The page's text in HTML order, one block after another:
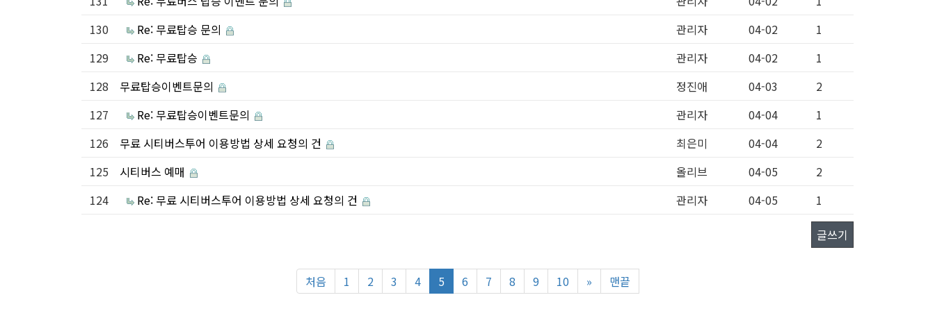
130
Re: 무료탑승 문의 관리자 04-02
1
129
Re: 무료탑승 관리자 04-02
1
128
무료탑승이벤트문의 정진애 04-03
2
127
Re: 무료탑승이벤트문의 관리자 04-04
1
126
무료 시티버스투어 이용방법 상세 요청의 건 최은미 04-04
2
125
시티버스 예매 올리브 04-05
2
124
Re: 무료 시티버스투어 이용방법 상세 요청의 건 관리자 04-05 1
글쓰기
처음 1 2 3 4 5 6 7 8 9 10 » 맨끝